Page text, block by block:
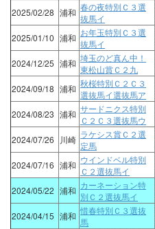
2025/02/28 浦和 春の夜特別Ｃ３選
抜馬イ
2025/01/10 浦和 お年玉特別Ｃ３選
抜馬イ
2024/12/25 浦和 埼玉のど真ん中！
東松山賞Ｃ２九
2024/09/18 浦和 秋桜特別Ｃ２Ｃ３
選抜馬イ選抜馬ア
2024/08/23 浦和 サードニクス特別
Ｃ２Ｃ３選抜馬ウ
2024/07/26
川崎 ラケシス賞Ｃ２選
定馬
2024/07/16 浦和 ウインドベル特別
Ｃ２選抜馬イ
2024/05/22 浦和 カーネーション特
別Ｃ２選抜馬イ
2024/04/15 浦和 惜春特別Ｃ３選抜
馬